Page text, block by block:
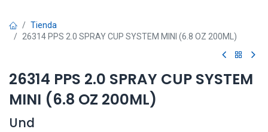
Tienda
26314 PPS 2.0 SPRAY CUP SYSTEM MINI (6.8 OZ 200ML)
26314 PPS 2.0 SPRAY CUP SYSTEM
MINI (6.8 OZ 200ML)
Und